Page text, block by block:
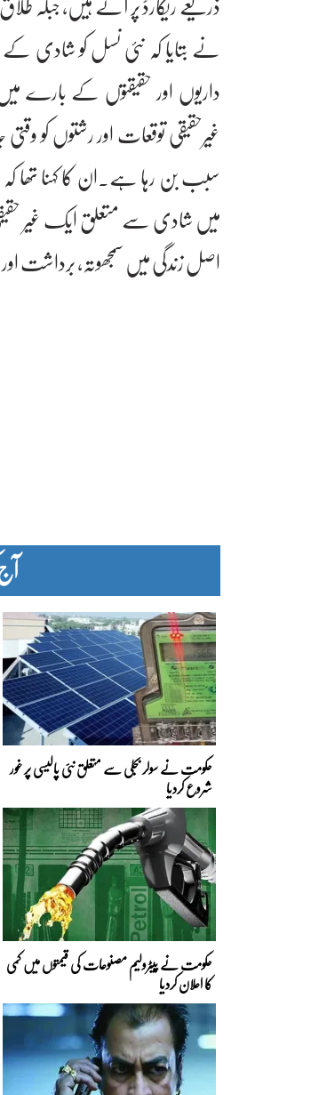
نے بتایا کہ نئی نسل کو شادی کے
داریوں اور حقیقتوں کے بارے
غیرحقیقی توقعات اور رشتوں کو
سبب بن رہا ہے۔ان کا کہنا تھا
میں شادی سے متعلق ایک غیر
اصل زندگی میں سمجھوتہ، برداشت
حکومت نے سولر بجلی سے متعلق نئی پالیسی پر غور
شروع کردیا
حکومت نے پیٹرولیم مصنوعات کی قیمتوں میں کمی
کا اعلان کردیا